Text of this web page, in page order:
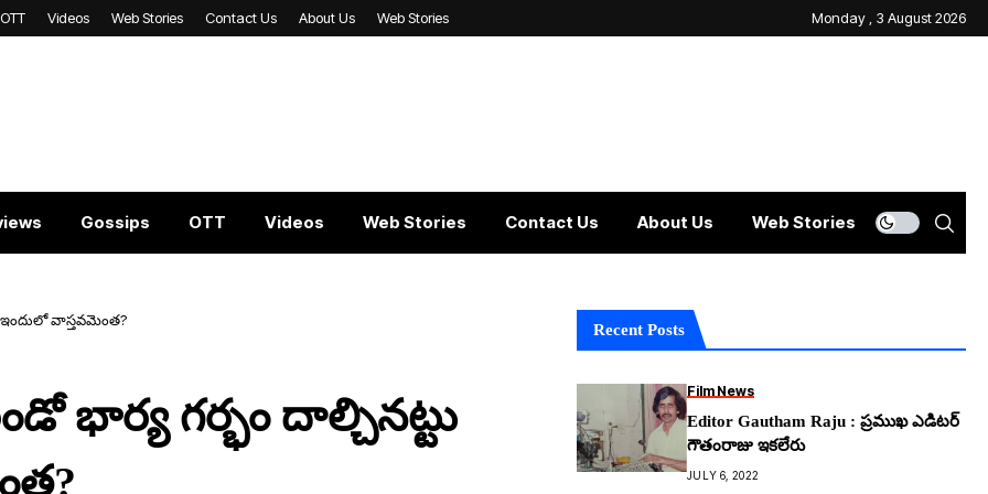
OTT Videos Web Stories Contact Us About Us Web Stories Monday , 3 August 2026
Gossips OTT Videos Web Stories Contact Us About Us Web Stories
ఇందులో వాస్త‌వ‌మెంత‌?
భార్య గ‌ర్భం దాల్చిన‌ట్టు
Recent Posts
Film News
Editor Gautham Raju : ప్రముఖ ఎడిటర్
గౌతంరాజు ఇకలేరు
JULY 6, 2022